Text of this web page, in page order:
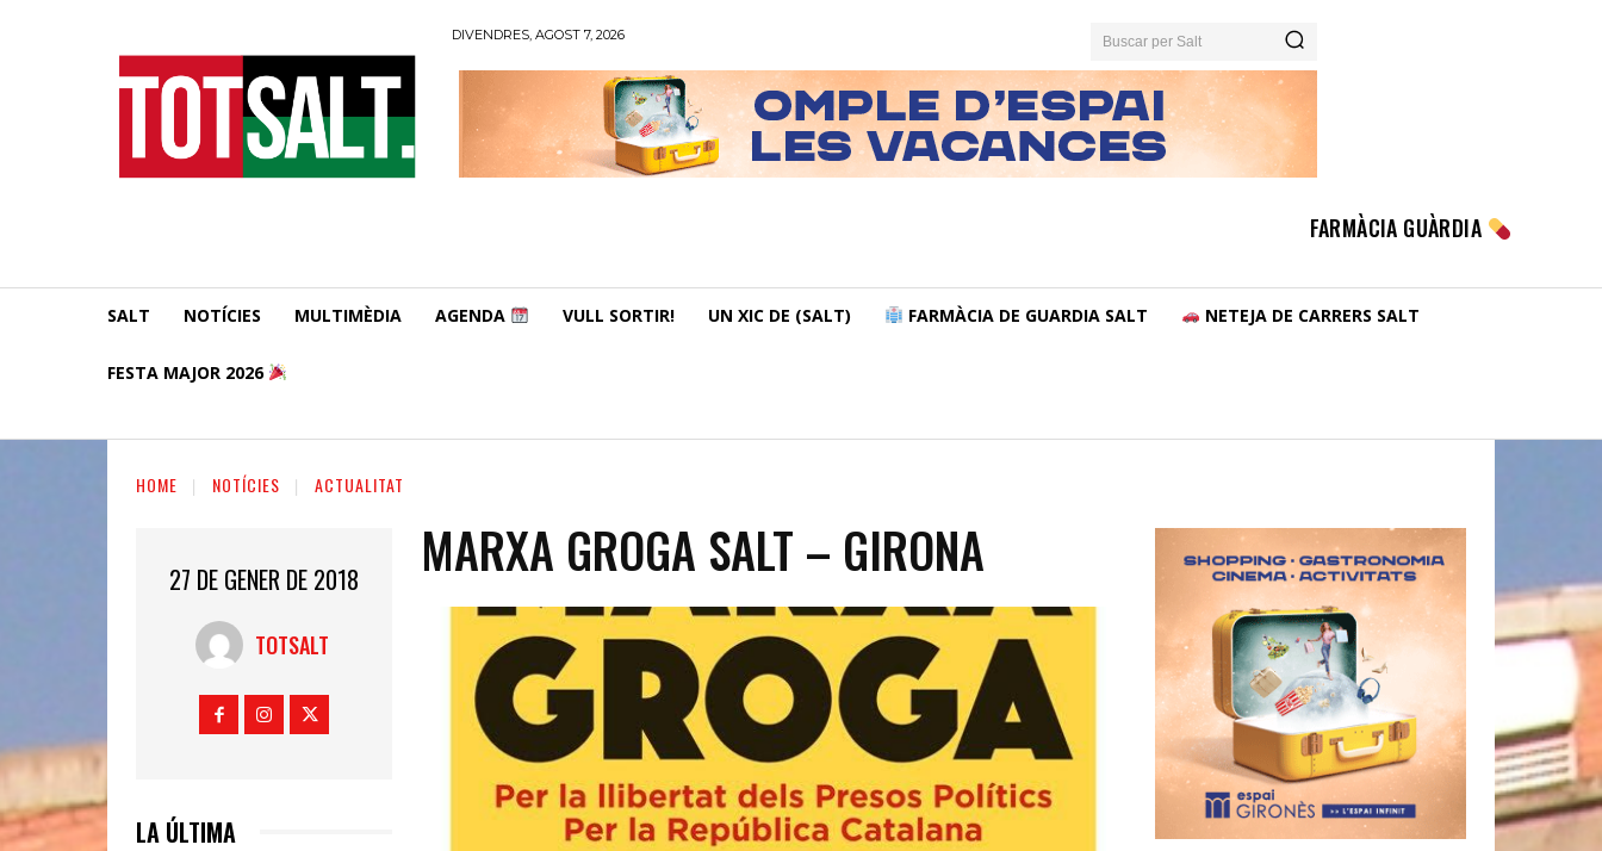
DIVENDRES, AGOST 7, 2026 Buscar per Salt
FARMÀCIA GUÀRDIA
SALT NOTÍCIES MULTIMÈDIA AGENDA VULL SORTIR! UN XIC DE (SALT) FARMÀCIA DE GUARDIA SALT NETEJA DE CARRERS SALT
FESTA MAJOR 2026
HOME NOTÍCIES ACTUALITAT
27 DE GENER DE 2018
TOTSALT
LA ÚLTIMA
MARXA GROGA SALT – GIRONA